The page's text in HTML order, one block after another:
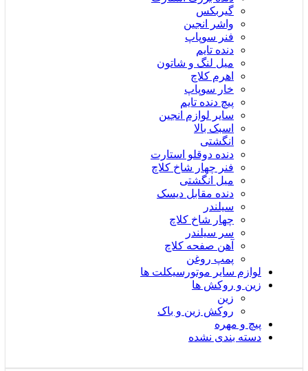
گیربکس
واشر انجین
فنر سوپاپ
دنده تایم
میل لنگ و شاتون
اهرم کلاچ
خار سوپاپ
پیچ دنده تایم
سایر لوازم انجین
اسبک بالا
انگشتی
دنده دوقلو استارت
فنر چهار شاخ کلاچ
میل انگشتی
دنده مقابل دیسک
سیلندر
چهار شاخ کلاچ
سر سیلندر
آهن صفحه کلاچ
پمپ روغن
لوازم سایر موتورسیکلت ها
زین و روکش ها
زین
روکش زین و باک
پیچ و مهره
دسته بندی نشده